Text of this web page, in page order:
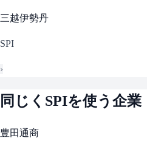
三越伊勢丹
SPI
›
同じく SPIを使う企業
豊田通商